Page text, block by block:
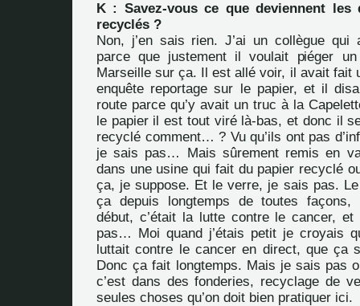
K : Savez-vous ce que deviennent les
recyclés ?
Non, j’en sais rien. J’ai un collègue qui
parce que justement il voulait piéger
Marseille sur ça. Il est allé voir, il avait fait
enquête reportage sur le papier, et il
route parce qu’y avait un truc à la
le papier il est tout viré là-bas, et donc il
recyclé comment… ? Vu qu’ils ont pas
je sais pas… Mais sûrement remis en
dans une usine qui fait du papier recyclé
ça, je suppose. Et le verre, je sais pas.
ça depuis longtemps de toutes
début, c’était la lutte contre le cancer, et
pas… Moi quand j’étais petit je croyais
luttait contre le cancer en direct, que ça
Donc ça fait longtemps. Mais je sais pas
c’est dans des fonderies, recyclage de
seules choses qu’on doit bien pratiquer ici.